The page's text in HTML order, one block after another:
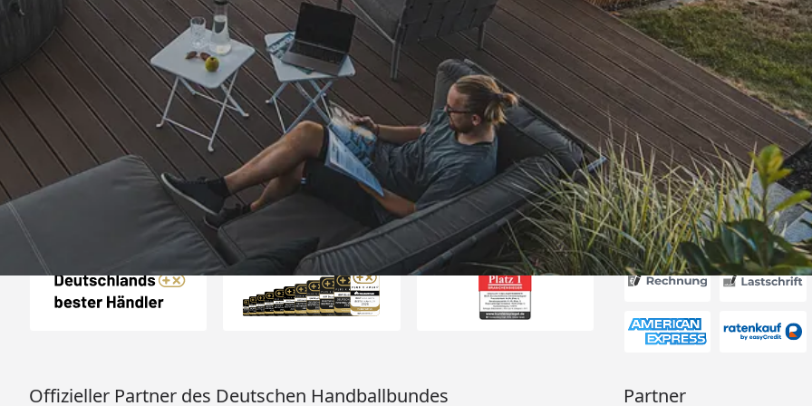
Trusted Shops
4,81/ 5
25.957 Bewertungen
„- Retouren Bearbeitung wurde
umgehend erledigt“
04.08.2026
Versand
Auszeichnungen Akzeptierte
Offizieller Partner des Deutschen Handballbundes Partner